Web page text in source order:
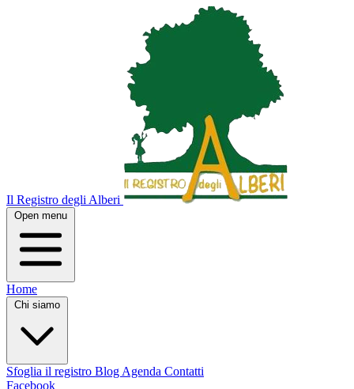
Il Registro degli Alberi
Open menu
Home
Chi siamo
Sfoglia il registro Blog Agenda Contatti
Facebook